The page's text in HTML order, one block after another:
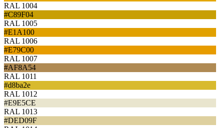
RAL 1004
#C89F04
RAL 1005
#E1A100
RAL 1006
#E79C00
RAL 1007
#AF8A54
RAL 1011
#d8ba2e
RAL 1012
#E9E5CE
RAL 1013
#DED09F